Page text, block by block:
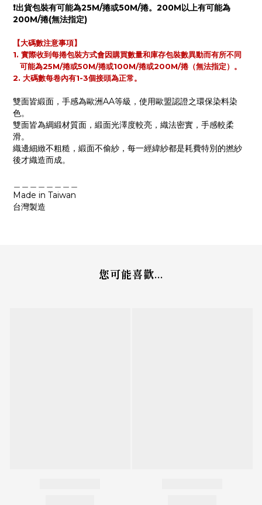
❗️出貨包裝有可能為25M/捲或50M/捲。200M以上有可能為
200M/捲(無法指定)
【大碼數注意事項】
1. 實際收到每捲包裝方式會因購買數量和庫存包裝數異動而有所不同
可能為25M/捲或50M/捲或100M/捲或200M/捲（無法指定）。
2. 大碼數每卷內有1-3個接頭為正常。
雙面皆緞面，手感為歐洲AA等級，使用歐盟認證之環保染料染
色。
雙面皆為綢緞材質面，緞面光澤度較亮，織法密實，手感較柔
滑。
織邊細緻不粗糙，緞面不偷紗，每一經緯紗都是耗費特別的撚紗
後才織造而成。
Made in Taiwan
台灣製造
您可能喜歡...